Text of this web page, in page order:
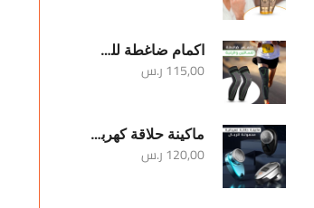
اكمام ضاغطة للساقين والركبة
115,00ر.س
ماكينة حلاقة كهربائية محمولة للرجال
120,00ر.س